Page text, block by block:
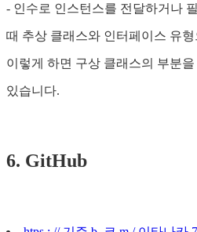
- 인수로 인스턴스를 전달하거나
때 추상 클래스와 인터페이스 유형
이렇게 하면 구상 클래스의 부분
있습니다.
6. GitHub